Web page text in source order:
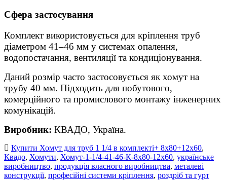
Сфера застосування
Комплект використовується для кріплення труб
діаметром 41–46 мм у системах опалення,
водопостачання, вентиляції та кондиціонування.
Даний розмір часто застосовується як хомут на
трубу 40 мм. Підходить для побутового,
комерційного та промислового монтажу інженерних
комунікацій.
Виробник: КВАДО, Україна.
Купити Хомут для труб 1 1/4 в комплекті+ 8х80+12х60,
Квадо, Хомути, Хомут-1-1/4-41-46-К-8х80-12х60, українське
виробництво, продукція власного виробництва, металеві
конструкції, професійні системи кріплення, роздріб та гурт